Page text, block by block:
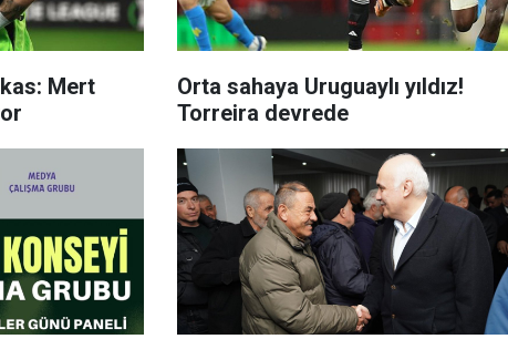
Mert
Orta sahaya Uruguaylı yıldız!
Torreira devrede